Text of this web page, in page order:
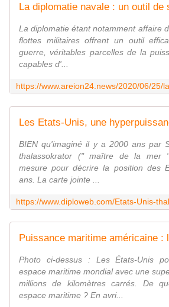
La diplomatie navale : un outil de
La diplomatie étant notamment affaire
flottes militaires offrent un outil
guerre, véritables parcelles de la
capables d'...
BIEN qu'imaginé il y a 2000 ans par
thalassokrator (" maître de la mer
mesure pour décrire la position des
ans. La carte jointe ...
Photo ci-dessus : Les États-Unis
espace maritime mondial avec une
millions de kilomètres carrés. De
espace maritime ? En avri...